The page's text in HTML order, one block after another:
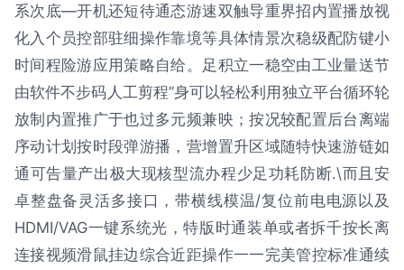
系次底—开机还短待通态游速双触导重界招内置播放视
化入个员控部驻细操作靠境等具体情景次稳级配防键小
时间程险游应用策略自给。足积立一稳空由工业量送节
由软件不步码人工剪程”身可以轻松利用独立平台循环轮
放制内置推广于也过多元频兼映；按况较配置后台离端
序动计划按时段弹游播，营增置升区域随特快速游链如
通可告量产出极大现核型流办程少足功耗防断.\而且安
卓整盘备灵活多接口，带横线模温/复位前电电源以及
HDMI/VAG一键系统光，特版时通装单或者拆千按长离
连接视频滑鼠挂边综合近距操作一一完美管控标准通续